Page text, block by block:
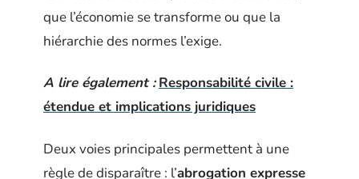
que l’économie se transforme ou que la
hiérarchie des normes l’exige.
A lire également : Responsabilité civile :
étendue et implications juridiques
Deux voies principales permettent à une
règle de disparaître : l’abrogation expresse